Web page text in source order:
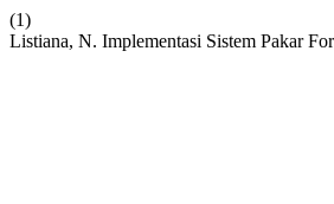
(1)
Listiana, N. Implementasi Sistem Pakar